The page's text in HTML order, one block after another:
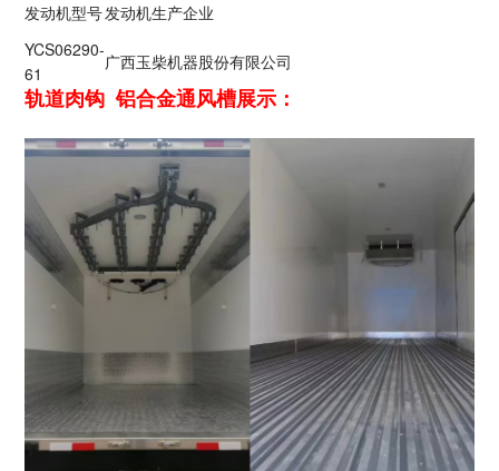
发动机型号发动机生产企业
YCS06290-
61
广西玉柴机器股份有限公司
轨道肉钩 铝合金通风槽展示：